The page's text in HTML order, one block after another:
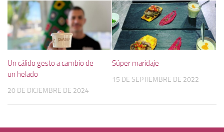
Un cálido gesto a cambio de
un helado
20 DE DICIEMBRE DE 2024
Súper maridaje
15 DE SEPTIEMBRE DE 2022